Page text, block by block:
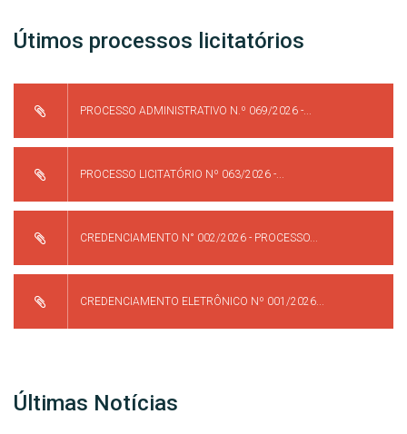
Útimos processos licitatórios
PROCESSO ADMINISTRATIVO N.º 069/2026 -...
PROCESSO LICITATÓRIO Nº 063/2026 -...
CREDENCIAMENTO N° 002/2026 - PROCESSO...
CREDENCIAMENTO ELETRÔNICO Nº 001/2026...
Últimas Notícias